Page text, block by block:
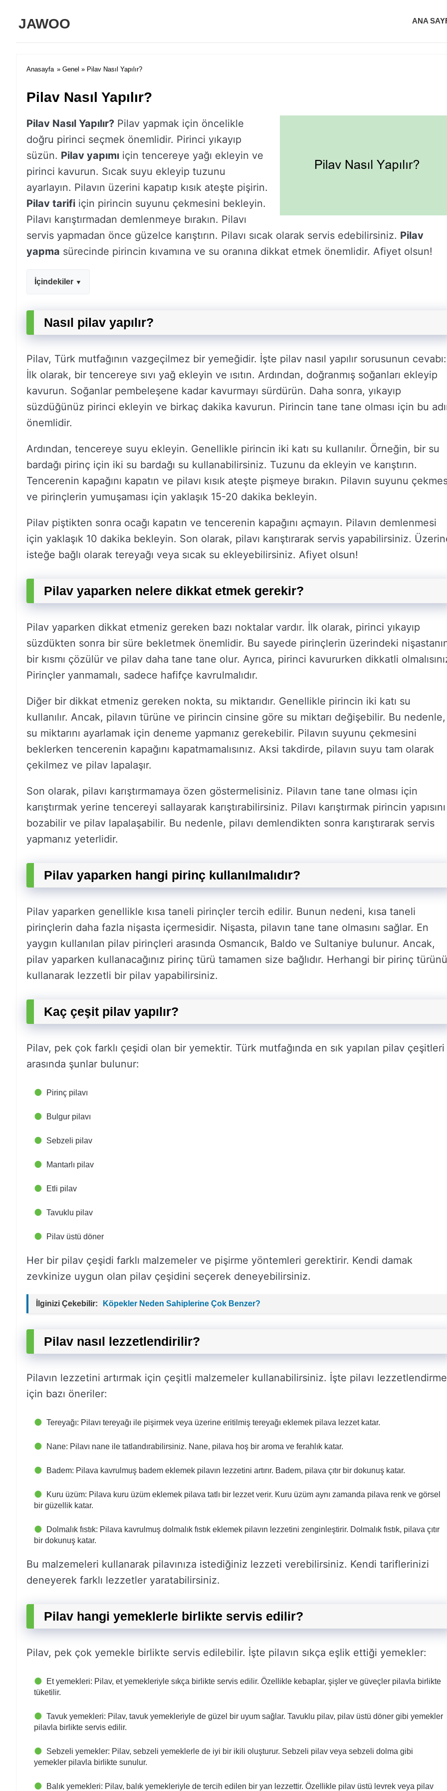
JAWOO ANA
Anasayfa » Genel » Pilav Nasıl Yapılır?
Pilav Nasıl Yapılır?
Pilav Nasıl Yapılır? Pilav yapmak için öncelikle
doğru pirinci seçmek önemlidir. Pirinci yıkayıp
süzün. Pilav yapımı için tencereye yağı ekleyin ve
pirinci kavurun. Sıcak suyu ekleyip tuzunu
ayarlayın. Pilavın üzerini kapatıp kısık ateşte pişirin.
Pilav tarifi için pirincin suyunu çekmesini bekleyin.
Pilavı karıştırmadan demlenmeye bırakın. Pilavı
servis yapmadan önce güzelce karıştırın. Pilavı sıcak olarak servis edebilirsiniz. Pilav
yapma sürecinde pirincin kıvamına ve su oranına dikkat etmek önemlidir. Afiyet olsun!
İçindekiler
Nasıl pilav yapılır?
Pilav, Türk mutfağının vazgeçilmez bir yemeğidir. İşte pilav nasıl yapılır sorusunun cevabı:
İlk olarak, bir tencereye sıvı yağ ekleyin ve ısıtın. Ardından, doğranmış soğanları ekleyip
kavurun. Soğanlar pembeleşene kadar kavurmayı sürdürün. Daha sonra, yıkayıp
süzdüğünüz pirinci ekleyin ve birkaç dakika kavurun. Pirincin tane tane olması için bu
önemlidir.
Ardından, tencereye suyu ekleyin. Genellikle pirincin iki katı su kullanılır. Örneğin, bir su
bardağı pirinç için iki su bardağı su kullanabilirsiniz. Tuzunu da ekleyin ve karıştırın.
Tencerenin kapağını kapatın ve pilavı kısık ateşte pişmeye bırakın. Pilavın suyunu
ve pirinçlerin yumuşaması için yaklaşık 15-20 dakika bekleyin.
Pilav piştikten sonra ocağı kapatın ve tencerenin kapağını açmayın. Pilavın demlenmesi
için yaklaşık 10 dakika bekleyin. Son olarak, pilavı karıştırarak servis yapabilirsiniz.
isteğe bağlı olarak tereyağı veya sıcak su ekleyebilirsiniz. Afiyet olsun!
Pilav yaparken nelere dikkat etmek gerekir?
Pilav yaparken dikkat etmeniz gereken bazı noktalar vardır. İlk olarak, pirinci yıkayıp
süzdükten sonra bir süre bekletmek önemlidir. Bu sayede pirinçlerin üzerindeki
bir kısmı çözülür ve pilav daha tane tane olur. Ayrıca, pirinci kavururken dikkatli
Pirinçler yanmamalı, sadece hafifçe kavrulmalıdır.
Diğer bir dikkat etmeniz gereken nokta, su miktarıdır. Genellikle pirincin iki katı su
kullanılır. Ancak, pilavın türüne ve pirincin cinsine göre su miktarı değişebilir. Bu nedenle,
su miktarını ayarlamak için deneme yapmanız gerekebilir. Pilavın suyunu çekmesini
beklerken tencerenin kapağını kapatmamalısınız. Aksi takdirde, pilavın suyu tam olarak
çekilmez ve pilav lapalaşır.
Son olarak, pilavı karıştırmamaya özen göstermelisiniz. Pilavın tane tane olması için
karıştırmak yerine tencereyi sallayarak karıştırabilirsiniz. Pilavı karıştırmak pirincin yapısını
bozabilir ve pilav lapalaşabilir. Bu nedenle, pilavı demlendikten sonra karıştırarak servis
yapmanız yeterlidir.
Pilav yaparken hangi pirinç kullanılmalıdır?
Pilav yaparken genellikle kısa taneli pirinçler tercih edilir. Bunun nedeni, kısa taneli
pirinçlerin daha fazla nişasta içermesidir. Nişasta, pilavın tane tane olmasını sağlar. En
yaygın kullanılan pilav pirinçleri arasında Osmancık, Baldo ve Sultaniye bulunur. Ancak,
pilav yaparken kullanacağınız pirinç türü tamamen size bağlıdır. Herhangi bir pirinç türünü
kullanarak lezzetli bir pilav yapabilirsiniz.
Kaç çeşit pilav yapılır?
Pilav, pek çok farklı çeşidi olan bir yemektir. Türk mutfağında en sık yapılan pilav çeşitleri
arasında şunlar bulunur:
Pirinç pilavı
Bulgur pilavı
Sebzeli pilav
Mantarlı pilav
Etli pilav
Tavuklu pilav
Pilav üstü döner
Her bir pilav çeşidi farklı malzemeler ve pişirme yöntemleri gerektirir. Kendi damak
zevkinize uygun olan pilav çeşidini seçerek deneyebilirsiniz.
İlginizi Çekebilir: Köpekler Neden Sahiplerine Çok Benzer?
Pilav nasıl lezzetlendirilir?
Pilavın lezzetini artırmak için çeşitli malzemeler kullanabilirsiniz. İşte pilavı
için bazı öneriler:
Tereyağı: Pilavı tereyağı ile pişirmek veya üzerine eritilmiş tereyağı eklemek pilava lezzet katar.
Nane: Pilavı nane ile tatlandırabilirsiniz. Nane, pilava hoş bir aroma ve ferahlık katar.
Badem: Pilava kavrulmuş badem eklemek pilavın lezzetini artırır. Badem, pilava çıtır bir dokunuş katar.
Kuru üzüm: Pilava kuru üzüm eklemek pilava tatlı bir lezzet verir. Kuru üzüm aynı zamanda pilava renk ve görsel
bir güzellik katar.
Dolmalık fıstık: Pilava kavrulmuş dolmalık fıstık eklemek pilavın lezzetini zenginleştirir. Dolmalık fıstık, pilava çıtır
bir dokunuş katar.
Bu malzemeleri kullanarak pilavınıza istediğiniz lezzeti verebilirsiniz. Kendi tariflerinizi
deneyerek farklı lezzetler yaratabilirsiniz.
Pilav hangi yemeklerle birlikte servis edilir?
Pilav, pek çok yemekle birlikte servis edilebilir. İşte pilavın sıkça eşlik ettiği yemekler:
Et yemekleri: Pilav, et yemekleriyle sıkça birlikte servis edilir. Özellikle kebaplar, şişler ve güveçler pilavla birlikte
tüketilir.
Tavuk yemekleri: Pilav, tavuk yemekleriyle de güzel bir uyum sağlar. Tavuklu pilav, pilav üstü döner gibi yemekler
pilavla birlikte servis edilir.
Sebzeli yemekler: Pilav, sebzeli yemeklerle de iyi bir ikili oluşturur. Sebzeli pilav veya sebzeli dolma gibi
yemekler pilavla birlikte sunulur.
Balık yemekleri: Pilav, balık yemekleriyle de tercih edilen bir yan lezzettir. Özellikle pilav üstü levrek veya pilav